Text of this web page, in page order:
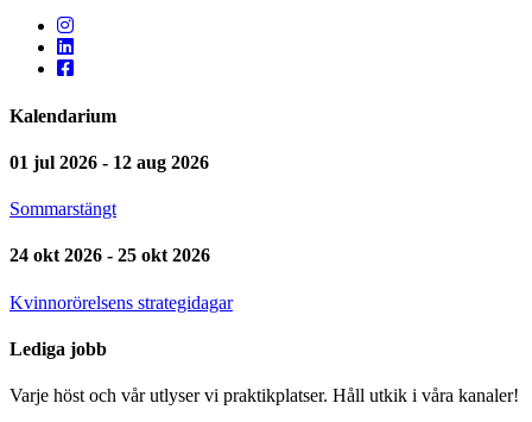
Kalendarium
01 jul 2026 - 12 aug 2026
Sommarstängt
24 okt 2026 - 25 okt 2026
Kvinnorörelsens strategidagar
Lediga jobb
Varje höst och vår utlyser vi praktikplatser. Håll utkik i våra kanaler!